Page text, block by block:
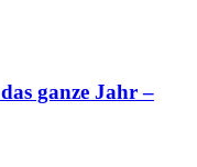
ganze Jahr –